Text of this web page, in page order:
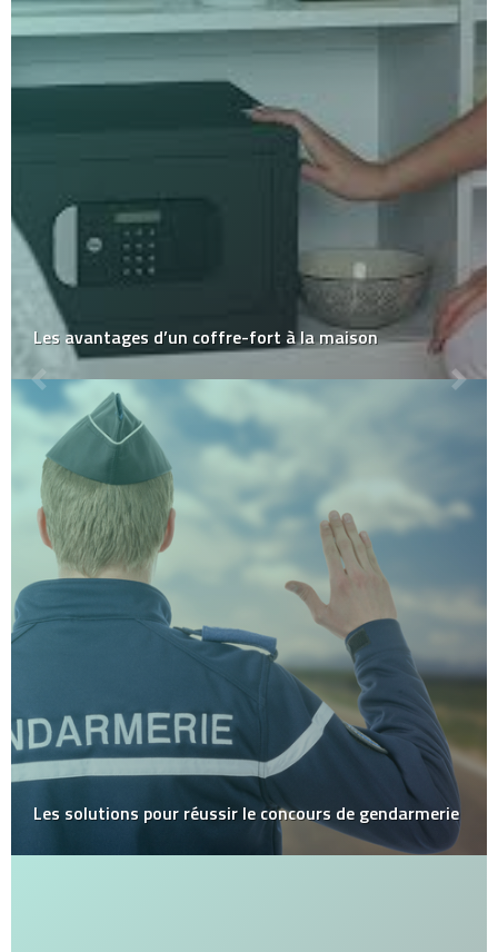
Les avantages d’un coffre-fort à la maison
Les solutions pour réussir le concours de gendarmerie